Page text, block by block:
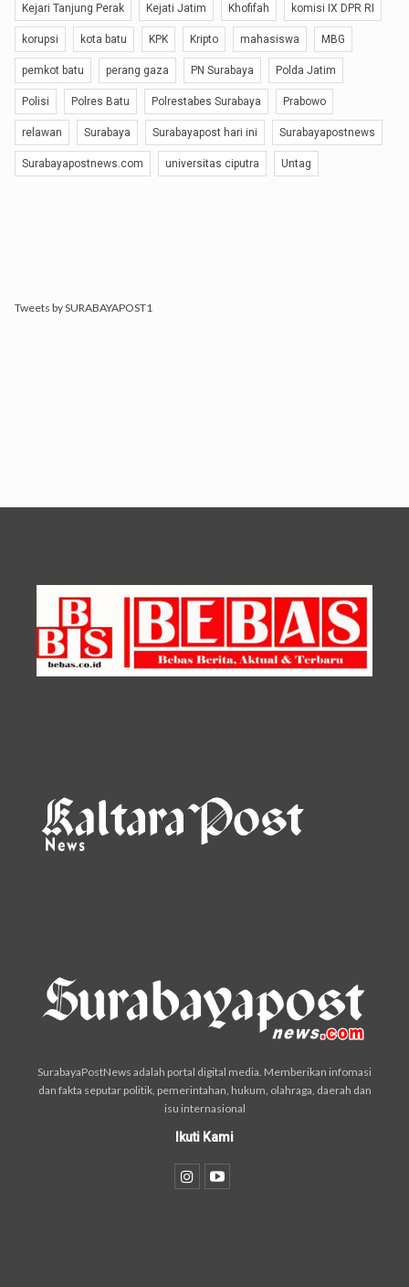
Kejari Tanjung Perak Kejati Jatim Khofifah komisi IX DPR RI
korupsi kota batu KPK Kripto mahasiswa MBG
pemkot batu perang gaza PN Surabaya Polda Jatim
Polisi Polres Batu Polrestabes Surabaya Prabowo
relawan Surabaya Surabayapost hari ini Surabayapostnews
Surabayapostnews.com universitas ciputra Untag
Tweets by SURABAYAPOST1
SurabayaPostNews adalah portal digital media. Memberikan infomasi
dan fakta seputar politik, pemerintahan, hukum, olahraga, daerah dan
isu internasional
Ikuti Kami